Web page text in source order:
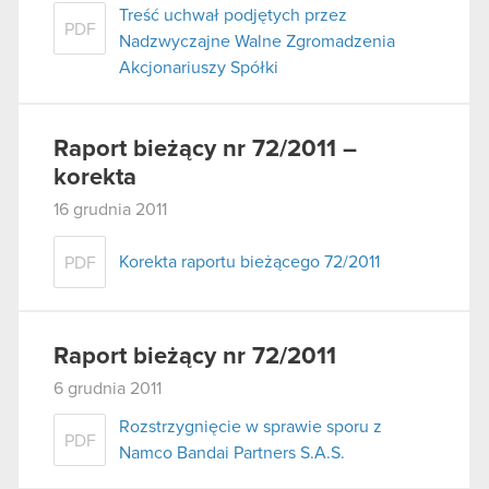
PDF
Treść uchwał podjętych przez
Nadzwyczajne Walne Zgromadzenia
Akcjonariuszy Spółki
Raport bieżący nr 72/2011 –
korekta
16 grudnia 2011
PDF Korekta raportu bieżącego 72/2011
Raport bieżący nr 72/2011
6 grudnia 2011
PDF
Rozstrzygnięcie w sprawie sporu z
Namco Bandai Partners S.A.S.